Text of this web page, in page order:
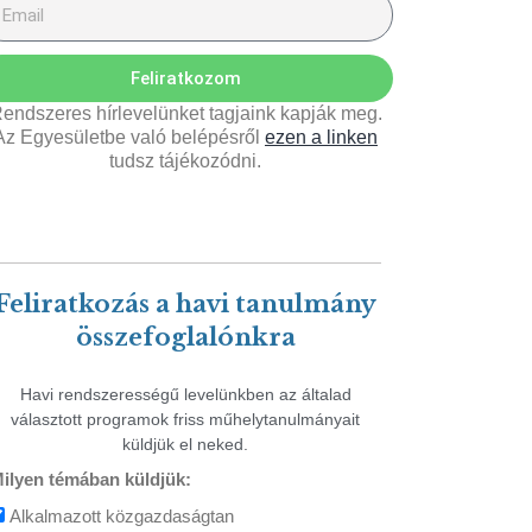
Feliratkozom
hírlevelünket tagjaink kapják meg.
Egyesületbe való belépésről ezen a linken
tudsz tájékozódni.
a havi tanulmány
összefoglalónkra
Havi rendszerességű levelünkben az általad
választott programok friss műhelytanulmányait
küldjük el neked.
témában küldjük:
Alkalmazott közgazdaságtan